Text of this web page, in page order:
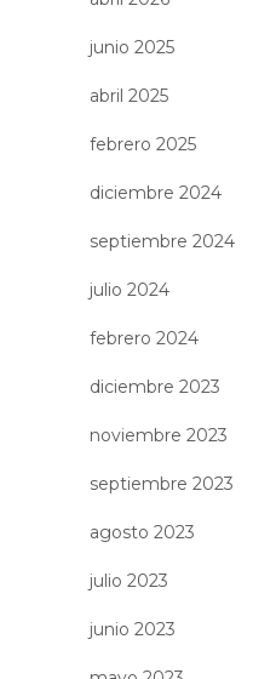
junio 2025
abril 2025
febrero 2025
diciembre 2024
septiembre 2024
julio 2024
febrero 2024
diciembre 2023
noviembre 2023
septiembre 2023
agosto 2023
julio 2023
junio 2023